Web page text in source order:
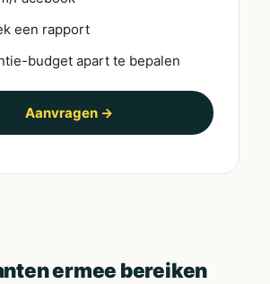
een rapport
budget apart te bepalen
Aanvragen →
ermee bereiken